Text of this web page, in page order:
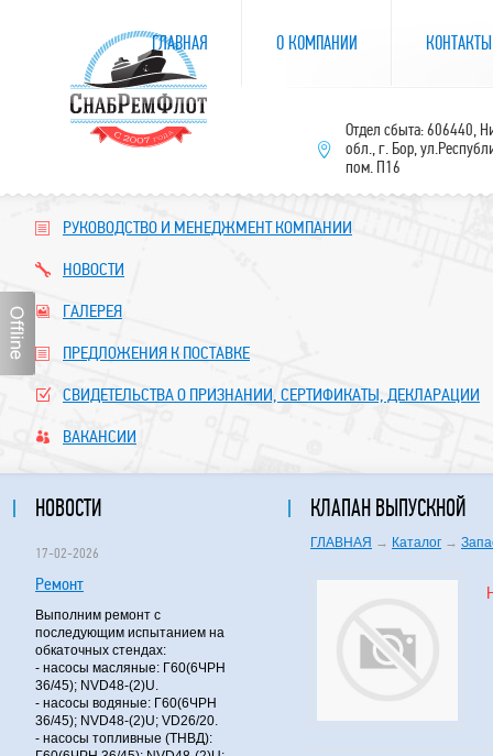
РУКОВОДСТВО И МЕНЕДЖМЕНТ КОМПАНИИ
НОВОСТИ
ГАЛЕРЕЯ
ПРЕДЛОЖЕНИЯ К ПОСТАВКЕ
СВИДЕТЕЛЬСТВА О ПРИЗНАНИИ, СЕРТИФИКАТЫ, ДЕКЛАРАЦИИ
ВАКАНСИИ
НОВОСТИ
17-02-2026
Ремонт
Выполним ремонт с
последующим испытанием на
обкаточных стендах:
- насосы масляные: Г60(6ЧРН
36/45); NVD48-(2)U.
- насосы водяные: Г60(6ЧРН
36/45); NVD48-(2)U; VD26/20.
- насосы топливные (ТНВД):
КЛАПАН ВЫПУСКНОЙ
ГЛАВНАЯ → Каталог →
ГЛАВНАЯ О КОМПАНИИ КОНТАКТЫ
Отдел сбыта: 606440,
обл., г. Бор,
пом. П16